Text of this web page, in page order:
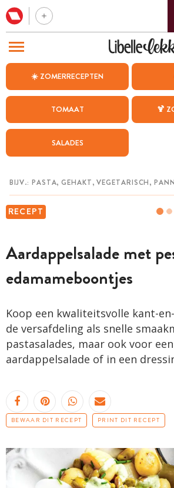
☀️ ZOMERRECEPTEN
TOMAAT 🍹
SALADES
RECEPT
Aardappelsalade met
edamame­boontjes
Koop een kwaliteitsvolle kant-
de versafdeling als snelle
pastasalades, maar ook voor een
aardappelsalade of in een
BEWAAR DIT RECEPT PRINT DIT RECEPT
BEZOEK ONZE ANDERE WEBSITES
WEEKMENU
CHAT MET MAIA
MIJN BEWAARDE RECEPTEN